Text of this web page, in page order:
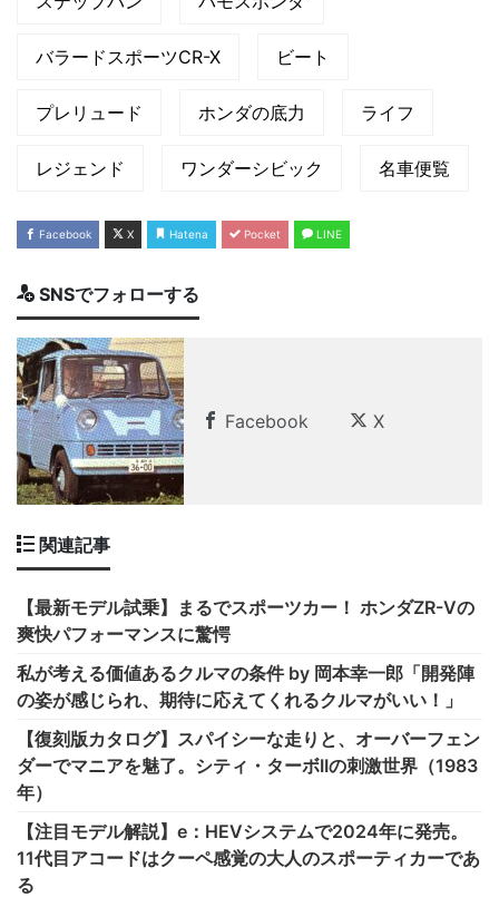
バラードスポーツCR-X ビート
プレリュード ホンダの底力 ライフ
レジェンド ワンダーシビック 名車便覧
Facebook X Hatena Pocket LINE
SNSでフォローする
Facebook X
関連記事
【最新モデル試乗】まるでスポーツカー！ ホンダZR-Vの
爽快パフォーマンスに驚愕
私が考える価値あるクルマの条件 by 岡本幸一郎「開発陣
の姿が感じられ、期待に応えてくれるクルマがいい！」
【復刻版カタログ】スパイシーな走りと、オーバーフェン
ダーでマニアを魅了。シティ・ターボIIの刺激世界（1983
年）
【注目モデル解説】e：HEVシステムで2024年に発売。
11代目アコードはクーペ感覚の大人のスポーティカーであ
る